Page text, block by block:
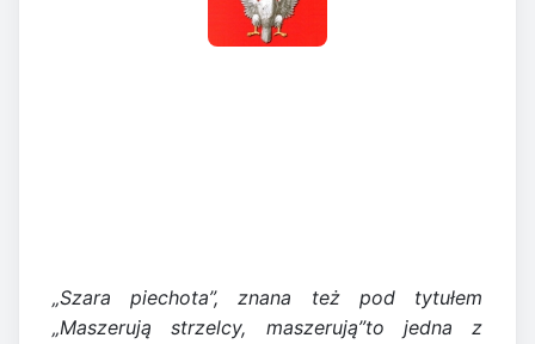
„Szara piechota”, znana też pod tytułem
„Maszerują strzelcy, maszerują”to jedna z